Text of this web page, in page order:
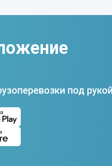
под рукой